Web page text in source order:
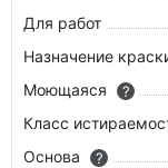
Для работ
Назначение
Моющаяся
?
Класс
Основа
?